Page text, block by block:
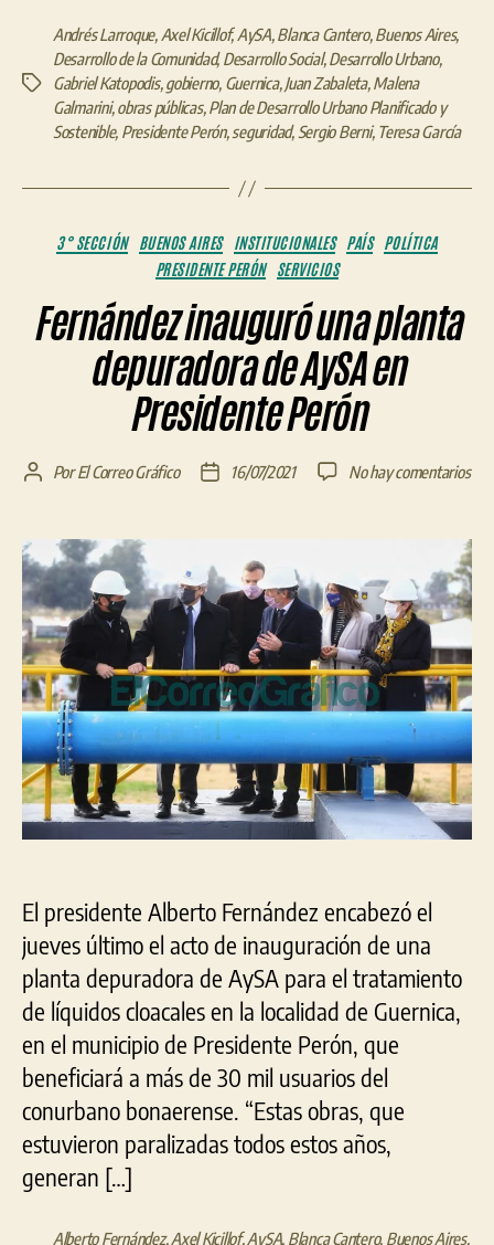
Etiquetas
Andrés Larroque, Axel Kicillof,AySA,Blanca Cantero,Buenos Aires,
Desarrollo de la Comunidad,Desarrollo Social,Desarrollo Urbano,
Gabriel Katopodis,gobierno, Guernica,Juan Zabaleta,Malena
Galmarini,obras públicas,Plan de Desarrollo Urbano Planificado y
Sostenible, Presidente Perón,seguridad, Sergio Berni, Teresa García
Categorías
3° SECCIÓN BUENOS AIRES INSTITUCIONALES PAÍS POLÍTICA
PRESIDENTE PERÓN
SERVICIOS
Fernández inauguró una planta
depuradora de AySA en
Presidente Perón
Autor
entrada
PorEl Correo Gráfico
Fecha16/07/2021 No hay comentariosen
una
de
en
El presidente Alberto Fernández encabezó el
jueves último el acto de inauguración de una
planta depuradora de AySA para el tratamiento
de líquidos cloacales en la localidad de Guernica,
en el municipio de Presidente Perón, que
beneficiará a más de 30 mil usuarios del
conurbano bonaerense. “Estas obras, que
estuvieron paralizadas todos estos años,
generan […]
Alberto Fernández,Axel Kicillof,AySA, Blanca Cantero, Buenos Aires,